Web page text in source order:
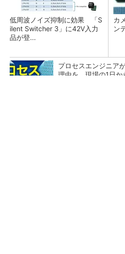
低周波ノイズ抑制に効果 「S
ilent Switcher 3」に42V入力
品が登...
カ
ン
プロセスエンジニア
理由を、現場の1日か